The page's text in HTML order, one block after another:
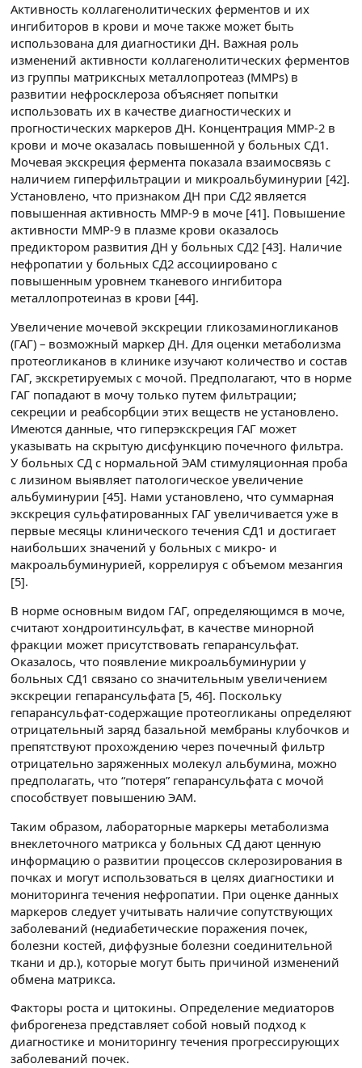
Активность коллагенолитических ферментов и их
ингибиторов в крови и моче также может быть
использована для диагностики ДН. Важная роль
изменений активности коллагенолитических ферментов
из группы матриксных металлопротеаз (ММРs) в
развитии нефросклероза объясняет попытки
использовать их в качестве диагностических и
прогностических маркеров ДН. Концентрация ММР-2 в
крови и моче оказалась повышенной у больных СД1.
Мочевая экскреция фермента показала взаимосвязь с
наличием гиперфильтрации и микроальбуминурии [42].
Установлено, что признаком ДН при СД2 является
повышенная активность ММР-9 в моче [41]. Повышение
активности MMP-9 в плазме крови оказалось
предиктором развития ДН у больных СД2 [43]. Наличие
нефропатии у больных СД2 ассоциировано с
повышенным уровнем тканевого ингибитора
металлопротеиназ в крови [44].
Увеличение мочевой экскреции гликозаминогликанов
(ГАГ) – возможный маркер ДН. Для оценки метаболизма
протеогликанов в клинике изучают количество и состав
ГАГ, экскретируемых с мочой. Предполагают, что в норме
ГАГ попадают в мочу только путем фильтрации;
секреции и реабсорбции этих веществ не установлено.
Имеются данные, что гиперэкскреция ГАГ может
указывать на скрытую дисфункцию почечного фильтра.
У больных СД с нормальной ЭАМ стимуляционная проба
с лизином выявляет патологическое увеличение
альбуминурии [45]. Нами установлено, что суммарная
экскреция сульфатированных ГАГ увеличивается уже в
первые месяцы клинического течения СД1 и достигает
наибольших значений у больных с микро- и
макроальбуминурией, коррелируя с объемом мезангия
[5].
В норме основным видом ГАГ, определяющимся в моче,
считают хондроитинсульфат, в качестве минорной
фракции может присутствовать гепарансульфат.
Оказалось, что появление микроальбуминурии у
больных СД1 связано со значительным увеличением
экскреции гепарансульфата [5, 46]. Поскольку
гепарансульфат-содержащие протеогликаны определяют
отрицательный заряд базальной мембраны клубочков и
препятствуют прохождению через почечный фильтр
отрицательно заряженных молекул альбумина, можно
предполагать, что “потеря” гепарансульфата с мочой
способствует повышению ЭАМ.
Таким образом, лабораторные маркеры метаболизма
внеклеточного матрикса у больных СД дают ценную
информацию о развитии процессов склерозирования в
почках и могут использоваться в целях диагностики и
мониторинга течения нефропатии. При оценке данных
маркеров следует учитывать наличие сопутствующих
заболеваний (недиабетические поражения почек,
болезни костей, диффузные болезни соединительной
ткани и др.), которые могут быть причиной изменений
обмена матрикса.
Факторы роста и цитокины. Определение медиаторов
фиброгенеза представляет собой новый подход к
диагностике и мониторингу течения прогрессирующих
заболеваний почек.